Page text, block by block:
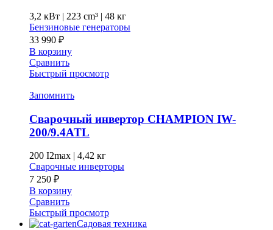
3,2 кВт | 223 cm³ | 48 кг
Бензиновые генераторы
33 990 ₽
В корзину
Сравнить
Быстрый просмотр
Запомнить
Сварочный инвертор CHAMPION IW-
200/9.4ATL
200 I2max
4,42 кг
Сварочные инверторы
7 250 ₽
В корзину
Сравнить
Быстрый просмотр
Садовая техника